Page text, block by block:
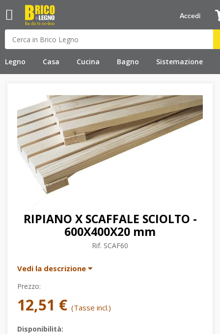
Legno Casa Cucina Bagno Sistemazione
Accedi
RIPIANO X SCAFFALE SCIOLTO -
600X400X20 mm
Rif. SCAF60
Vedi la descrizione
Prezzo:
12,51 € (Tasse incl.)
Disponibilità: